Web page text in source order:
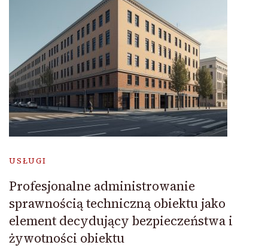
USŁUGI
Profesjonalne administrowanie
sprawnością techniczną obiektu jako
element decydujący bezpieczeństwa i
żywotności obiektu